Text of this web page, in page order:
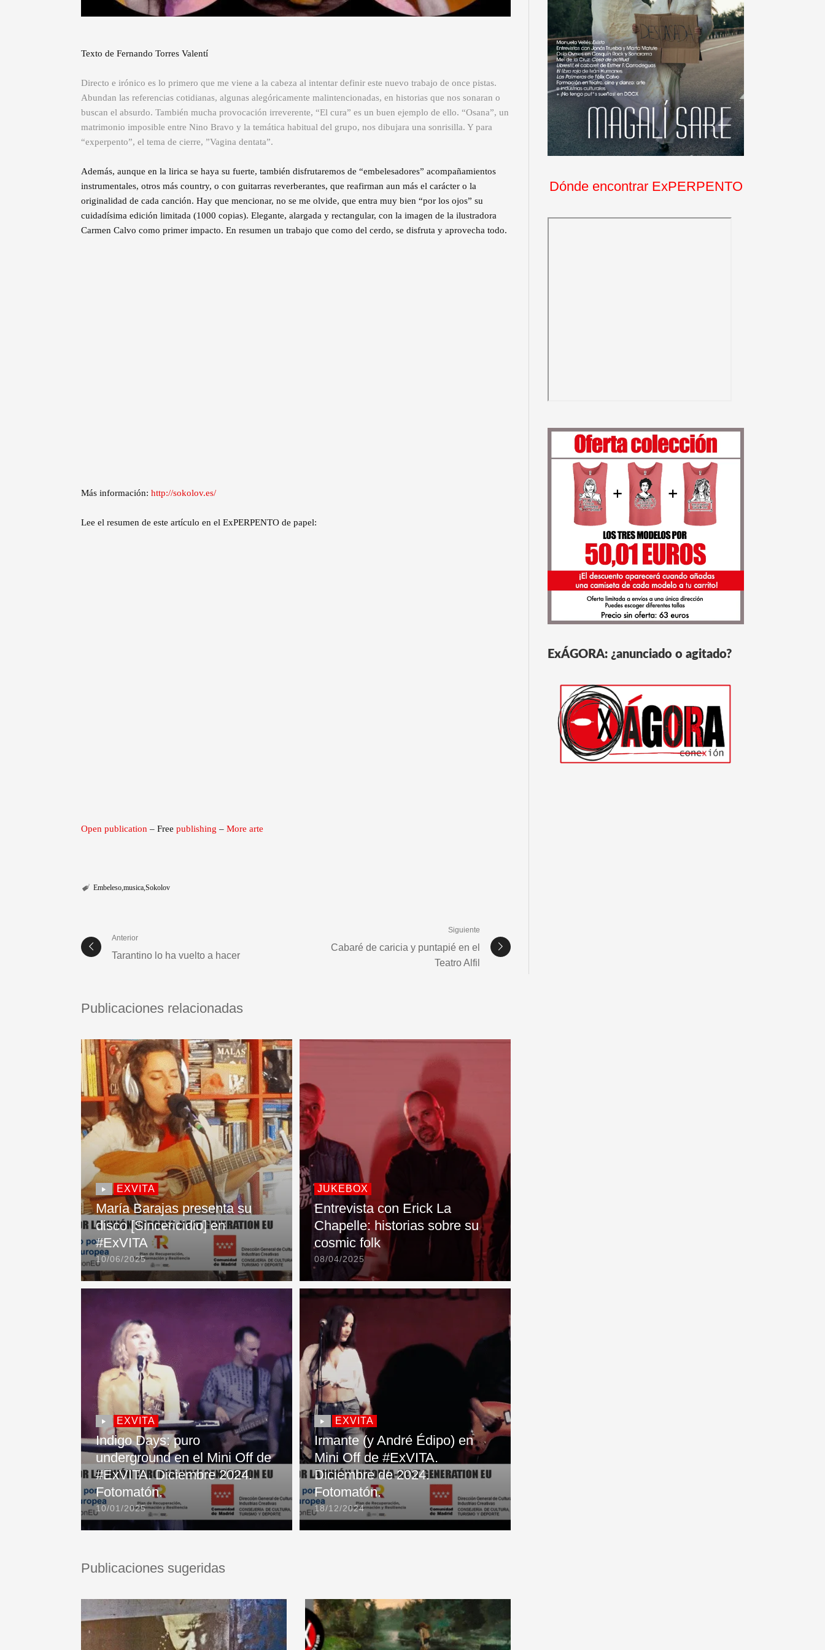
Texto de Fernando Torres Valentí
Directo e irónico es lo primero que me viene a la cabeza al intentar definir este nuevo trabajo de once pistas.
Abundan las referencias cotidianas, algunas alegóricamente malintencionadas, en historias que nos sonaran o
buscan el absurdo. También mucha provocación irreverente, “El cura” es un buen ejemplo de ello. “Osana”, un
matrimonio imposible entre Nino Bravo y la temática habitual del grupo, nos dibujara una sonrisilla. Y para
“experpento”, el tema de cierre, ”Vagina dentata”.
Además, aunque en la lirica se haya su fuerte, también disfrutaremos de “embelesadores” acompañamientos
instrumentales, otros más country, o con guitarras reverberantes, que reafirman aun más el carácter o la
originalidad de cada canción. Hay que mencionar, no se me olvide, que entra muy bien “por los ojos” su
cuidadísima edición limitada (1000 copias). Elegante, alargada y rectangular, con la imagen de la ilustradora
Carmen Calvo como primer impacto. En resumen un trabajo que como del cerdo, se disfruta y aprovecha todo.
Más información: http://sokolov.es/
Lee el resumen de este artículo en el ExPERPENTO de papel:
Open publication – Free publishing – More arte
Embeleso musica Sokolov
Anterior
Tarantino lo ha vuelto a hacer
Siguiente
Cabaré de caricia y puntapié en el
Teatro Alfil
Publicaciones relacionadas
EXVITA
María Barajas presenta su
disco [Sincericidio] en
#ExVITA
10/06/2025
JUKEBOX
Entrevista con Erick La
Chapelle: historias sobre su
cosmic folk
08/04/2025
EXVITA
Indigo Days: puro
underground en el Mini Off de
#ExVITA. Diciembre 2024.
Fotomatón.
10/01/2025
EXVITA
Irmante (y André Édipo) en
Mini Off de #ExVITA.
Diciembre de 2024.
Fotomatón.
18/12/2024
Publicaciones sugeridas
Dónde encontrar ExPERPENTO
ExÁGORA: ¿anunciado o agitado?